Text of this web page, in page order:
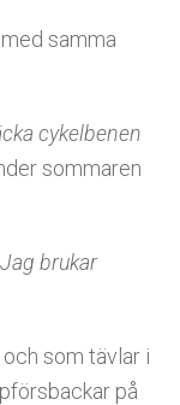
samma
cykelbenen
sommaren
brukar
som tävlar i
på